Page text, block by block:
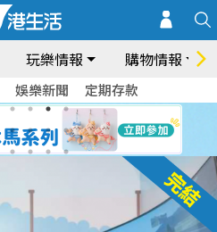
玩樂情報 購物情報
娛樂新聞 定期存款